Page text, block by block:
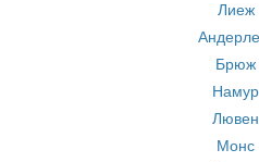
Лиеж
Брюж
Намур
Лювен
Монс